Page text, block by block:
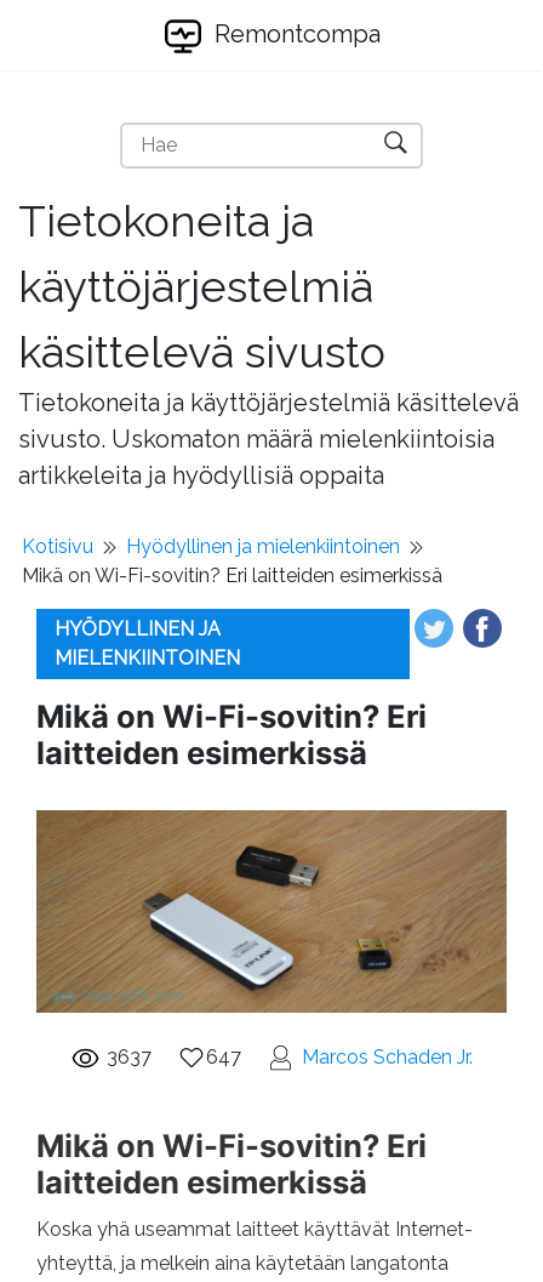
Remontcompa
Tietokoneita ja
käyttöjärjestelmiä
käsittelevä sivusto
Tietokoneita ja käyttöjärjestelmiä käsittelevä
sivusto. Uskomaton määrä mielenkiintoisia
artikkeleita ja hyödyllisiä oppaita
Kotisivu
Hyödyllinen ja mielenkiintoinen
Mikä on Wi-Fi-sovitin? Eri laitteiden esimerkissä
HYÖDYLLINEN JA
MIELENKIINTOINEN
Mikä on Wi-Fi-sovitin? Eri
laitteiden esimerkissä
3637 647 Marcos Schaden Jr.
Mikä on Wi-Fi-sovitin? Eri
laitteiden esimerkissä
Koska yhä useammat laitteet käyttävät Internet-
yhteyttä, ja melkein aina käytetään langatonta